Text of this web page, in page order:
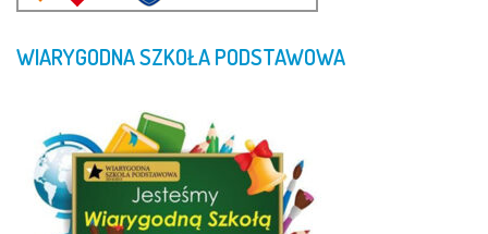
WIARYGODNASZKOŁAPODSTAWOWA